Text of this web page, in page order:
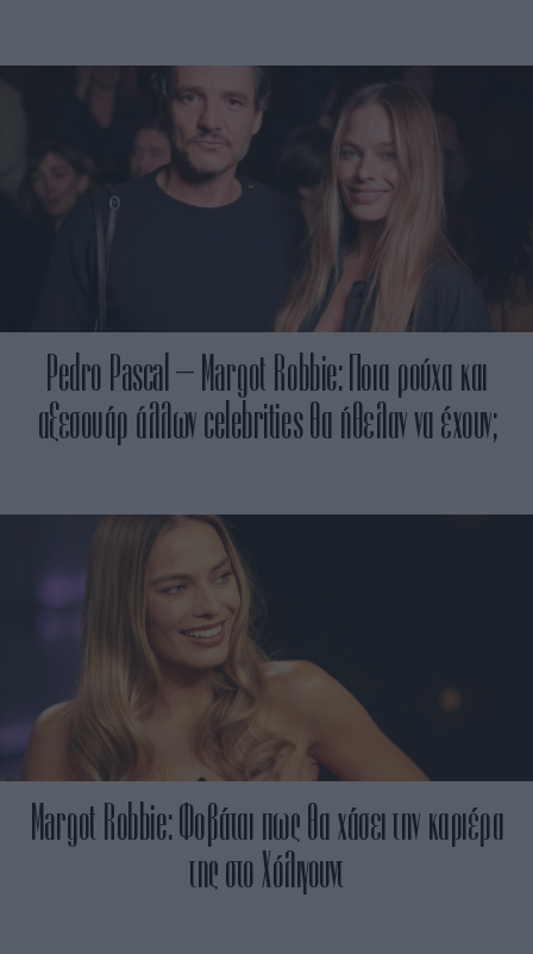
Pedro Pascal – Margot Robbie: Ποια ρούχα και
αξεσουάρ άλλων celebrities θα ήθελαν να έχουν;
Margot Robbie: Φοβάται πως θα χάσει την καριέρα
της στο Χόλιγουντ